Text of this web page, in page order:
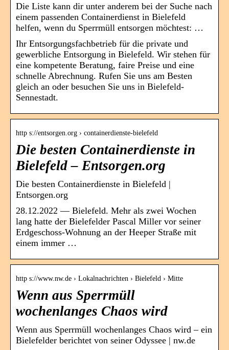
Die Liste kann dir unter anderem bei der Suche nach
einem passenden Containerdienst in Bielefeld
helfen, wenn du Sperrmüll entsorgen möchtest: …
Ihr Entsorgungsfachbetrieb für die private und
gewerbliche Entsorgung in Bielefeld. Wir stehen für
eine kompetente Beratung, faire Preise und eine
schnelle Abrechnung. Rufen Sie uns am Besten
gleich an oder besuchen Sie uns in Bielefeld-
Sennestadt.
http s://entsorgen.org › containerdienste-bielefeld
Die besten Containerdienste in
Bielefeld – Entsorgen.org
Die besten Containerdienste in Bielefeld |
Entsorgen.org
28.12.2022 — Bielefeld. Mehr als zwei Wochen
lang hatte der Bielefelder Pascal Miller vor seiner
Erdgeschoss-Wohnung an der Heeper Straße mit
einem immer …
http s://www.nw.de › Lokalnachrichten › Bielefeld › Mitte
Wenn aus Sperrmüll
wochenlanges Chaos wird
Wenn aus Sperrmüll wochenlanges Chaos wird – ein
Bielefelder berichtet von seiner Odyssee | nw.de